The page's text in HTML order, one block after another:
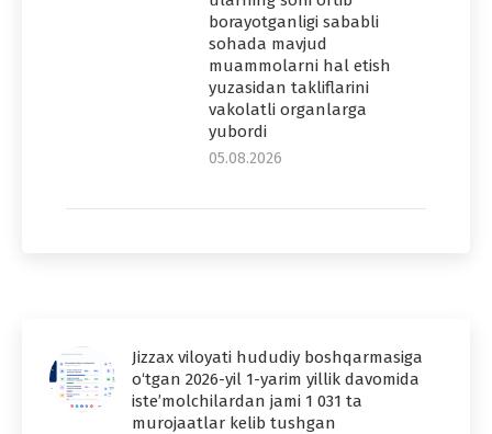
borayotganligi sababli
sohada mavjud
muammolarni hal etish
yuzasidan takliflarini
vakolatli organlarga
yubordi
05.08.2026
Jizzax viloyati hududiy boshqarmasiga
o‘tgan 2026-yil 1-yarim yillik davomida
iste’molchilardan jami 1 031 ta
murojaatlar kelib tushgan